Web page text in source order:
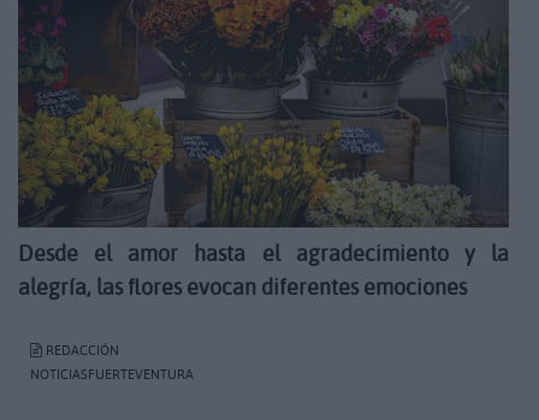
Desde el amor hasta el agradecimiento y la
alegría, las flores evocan diferentes emociones
REDACCIÓN
NOTICIASFUERTEVENTURA